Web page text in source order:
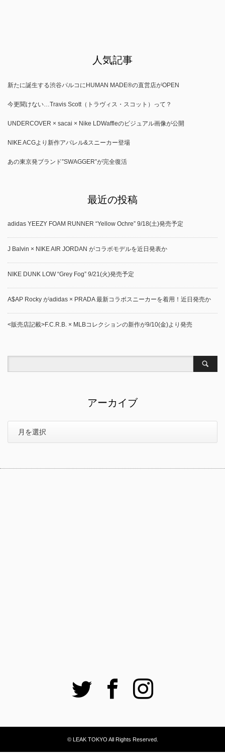
人気記事
新たに誕生する渋谷パルコにHUMAN MADE®の直営店がOPEN
今更聞けない…Travis Scott（トラヴィス・スコット）って？
UNDERCOVER × sacai × Nike LDWaffleのビジュアル画像が公開
NIKE ACGより新作アパレル&スニーカー登場
あの東京発ブランド”SWAGGER”が完全復活
最近の投稿
adidas YEEZY FOAM RUNNER “Yellow Ochre” 9/18(土)発売予定
J Balvin × NIKE AIR JORDAN がコラボモデルを近日発表か
NIKE DUNK LOW “Grey Fog” 9/21(火)発売予定
A$AP Rocky がadidas × PRADA 最新コラボスニーカーを着用！近日発売か
<販売店記載>F.C.R.B. × MLBコレクションの新作が9/10(金)より発売
アーカイブ
Twitter Facebook
© LEAK TOKYO All Rights Reserved.